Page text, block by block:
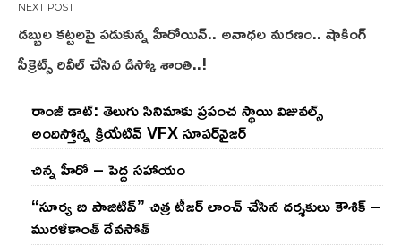
డబ్బుల కట్టలపై పడుకున్న హీరోయిన్.. అనాధల మరణం.. షాకింగ్
సీక్రెట్స్ రివీల్ చేసిన డిస్కో శాంతి..!
రాంజీ డాట్: తెలుగు సినిమాకు ప్రపంచ స్థాయి విజువల్స్
అందిస్తోన్న క్రియేటివ్ VFX సూపర్‌వైజర్
చిన్న హీరో – పెద్ద సహాయం
“సూర్య బి పాజిటివ్” చిత్ర టీజర్ లాంచ్ చేసిన‌ దర్శకులు కౌశిక్ –
మురళీకాంత్ దేవసోత్